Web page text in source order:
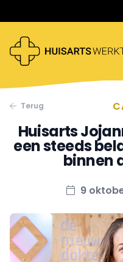
Terug
Huisarts
een steeds
binnen
9